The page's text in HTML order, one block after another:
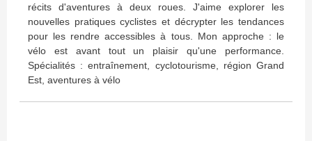
récits d'aventures à deux roues. J'aime explorer les
nouvelles pratiques cyclistes et décrypter les tendances
pour les rendre accessibles à tous. Mon approche : le
vélo est avant tout un plaisir qu'une performance.
Spécialités : entraînement, cyclotourisme, région Grand
Est, aventures à vélo